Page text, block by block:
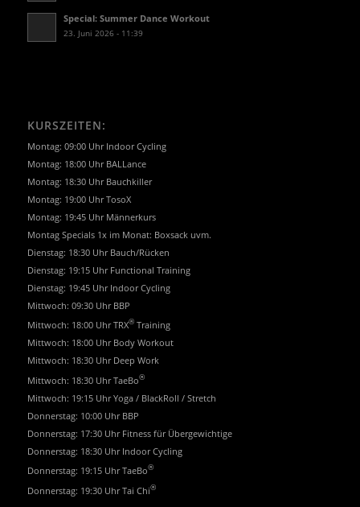
Special: Summer Dance Workout
23. Juni 2026 - 11:39
KURSZEITEN:
Montag: 09:00 Uhr Indoor Cycling
Montag: 18:00 Uhr BALLance
Montag: 18:30 Uhr Bauchkiller
Montag: 19:00 Uhr TosoX
Montag: 19:45 Uhr Männerkurs
Montag Specials 1x im Monat: Boxsack uvm.
Dienstag: 18:30 Uhr Bauch/Rücken
Dienstag: 19:15 Uhr Functional Training
Dienstag: 19:45 Uhr Indoor Cycling
Mittwoch: 09:30 Uhr BBP
Mittwoch: 18:00 Uhr TRX®Training
Mittwoch: 18:00 Uhr Body Workout
Mittwoch: 18:30 Uhr Deep Work
Mittwoch: 18:30 Uhr TaeBo®
Mittwoch: 19:15 Uhr Yoga / BlackRoll / Stretch
Donnerstag: 10:00 Uhr BBP
Donnerstag: 17:30 Uhr Fitness für Übergewichtige
Donnerstag: 18:30 Uhr Indoor Cycling
Donnerstag: 19:15 Uhr TaeBo®
Donnerstag: 19:30 Uhr Tai Chi®